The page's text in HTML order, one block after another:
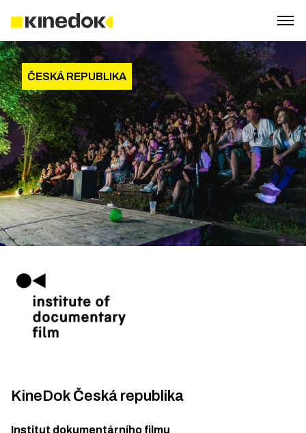
ČESKÁ REPUBLIKA
KineDok Česká republika
Institut dokumentárního filmu